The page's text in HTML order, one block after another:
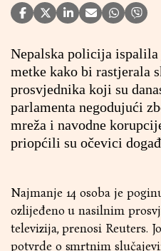
Nepalska policija ispalila
metke kako bi rastjerala
prosvjednika koji su
parlamenta negodujući
mreža i navodne
priopćili su očevici
Najmanje 14 osoba je
ozlijeđeno u nasilnim
televizija, prenosi Reuters.
potvrde o smrtnim